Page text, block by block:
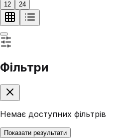
12 24
Фільтри
Немає доступних фільтрів
Показати результати